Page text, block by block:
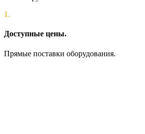
1.
Доступные цены.
Прямые поставки оборудования.